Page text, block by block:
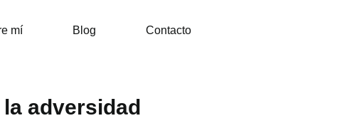
mí Blog Contacto
adversidad